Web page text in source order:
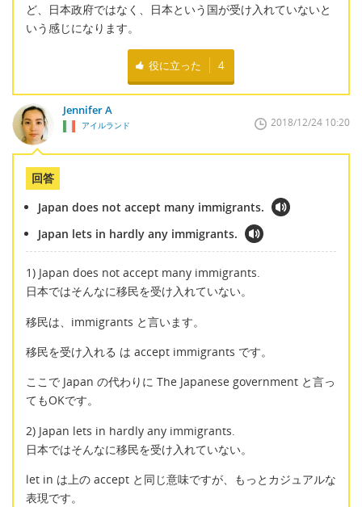
ど、日本政府ではなく、日本という国が受け入れていないと
いう感じになります。
役に立った 4
Jennifer A
アイルランド 2018/12/24 10:20
回答
Japan does not accept many immigrants.
Japan lets in hardly any immigrants.
1) Japan does not accept many immigrants.
日本ではそんなに移民を受け入れていない。
移民は、immigrants と言います。
移民を受け入れる は accept immigrants です。
ここで Japan の代わりに The Japanese government と言っ
てもOKです。
2) Japan lets in hardly any immigrants.
日本ではそんなに移民を受け入れていない。
let in は上の accept と同じ意味ですが、もっとカジュアルな
表現です。